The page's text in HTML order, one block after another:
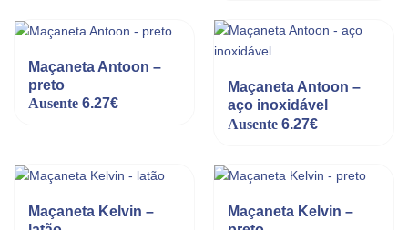
Maçaneta Antoon –
preto
Ausente 6.27€
Maçaneta Antoon –
aço inoxidável
Ausente 6.27€
Maçaneta Kelvin –
Maçaneta Kelvin –